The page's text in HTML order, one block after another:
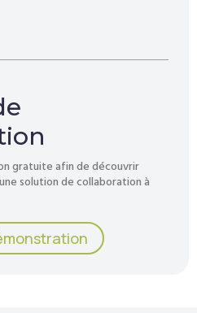
gratuite afin de découvrir
solution de collaboration à